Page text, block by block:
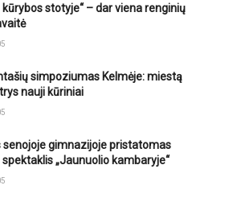
kūrybos stotyje“ – dar viena renginių
simpoziumas Kelmėje: miestą
nauji kūriniai
senojoje gimnazijoje pristatomas
„Jaunuolio kambaryje“